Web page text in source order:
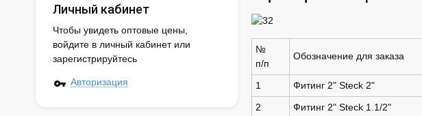
Личный кабинет
Чтобы увидеть оптовые цены,
войдите в личный кабинет или
зарегистрируйтесь
Авторизация
№
п/п
Обозначение для заказа
1
Фитинг 2" Steck 2"
2
Фитинг 2" Steck 1.1/2"